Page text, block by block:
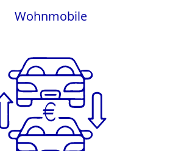
Wohnmobile
Gebrauchtwagen